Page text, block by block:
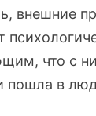
внешние
что с
в